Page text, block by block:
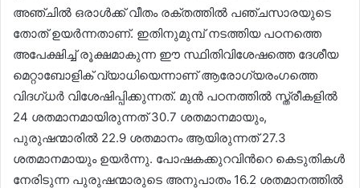
അഞ്ചിൽ ഒരാൾക്ക് വീതം രക്തത്തിൽ പഞ്ചസാരയുടെ
തോത് ഉയർന്നതാണ്. ഇതിനുമുമ്പ് നടത്തിയ പഠനത്തെ
അപേക്ഷിച്ച് രൂക്ഷമാകുന്ന ഈ സ്ഥിതിവിശേഷത്തെ ദേശീയ
മെറ്റാബോളിക് വ്യാധിയെന്നാണ് ആരോഗ്യരംഗത്തെ
വിദഗ്‌ധർ വിശേഷിപ്പിക്കുന്നത്. മുൻ പഠനത്തിൽ സ്ത്രീകളിൽ
24 ശതമാനമായിരുന്നത് 30.7 ശതമാനമായും,
പുരുഷന്മാരിൽ 22.9 ശതമാനം ആയിരുന്നത് 27.3
ശതമാനമായും ഉയർന്നു. പോഷകക്കുറവിന്‍റെ കെടുതികൾ
നേരിടുന്ന പുരുഷന്മാരുടെ അനുപാതം 16.2 ശതമാനത്തിൽ